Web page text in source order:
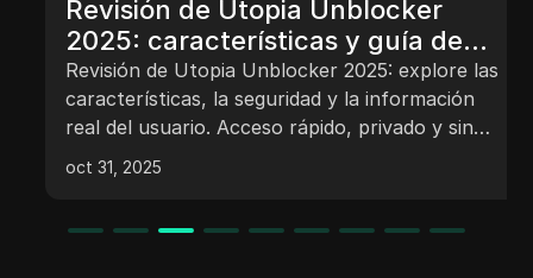
Revisión de Utopia Unblocker
2025: características y guía de
seguridad
Revisión de Utopia Unblocker 2025: explore las
características, la seguridad y la información
real del usuario. Acceso rápido, privado y sin
publicidad para estudiantes y escuelas.
oct 31, 2025